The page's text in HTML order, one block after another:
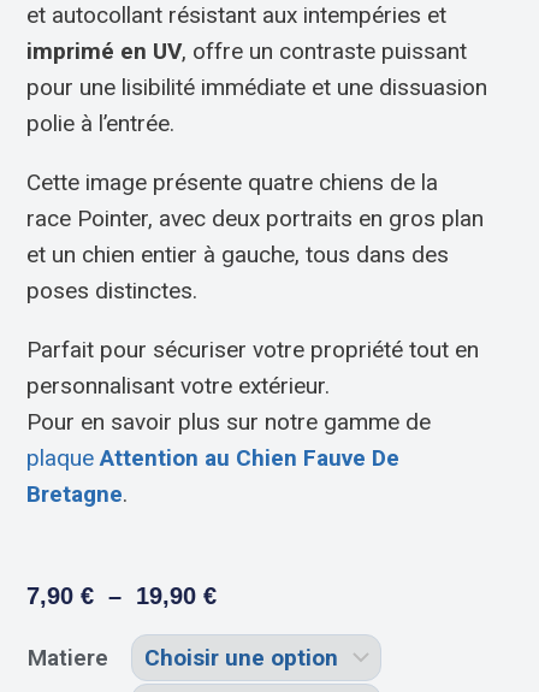
et autocollant résistant aux intempéries et
imprimé en UV, offre un contraste puissant
pour une lisibilité immédiate et une dissuasion
polie à l’entrée.
Cette image présente quatre chiens de la
race Pointer, avec deux portraits en gros plan
et un chien entier à gauche, tous dans des
poses distinctes.
Parfait pour sécuriser votre propriété tout en
personnalisant votre extérieur.
Pour en savoir plus sur notre gamme de
plaqueAttention au Chien Fauve De
Bretagne.
7,90€ – 19,90€
Matiere